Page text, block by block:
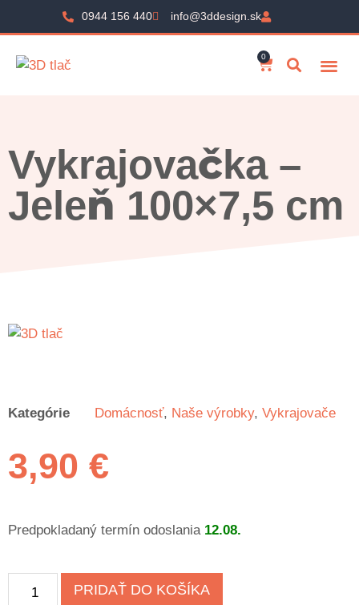
0944 156 440 info@3ddesign.sk
0
Vykrajovačka –
Jeleň 100×7,5 cm
Kategórie Domácnosť, Naše výrobky, Vykrajovače
3,90 €
Predpokladaný termín odoslania 12.08.
PRIDAŤ DO KOŠÍKA